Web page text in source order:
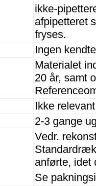
ikke-
afpipetteret
fryses.
Ingen
Materialet
20 år, samt
Ikke
2-3 gange
Vedr.
anførte, idet
Se